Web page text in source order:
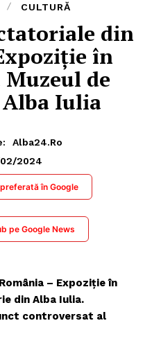
CULTURĂ
din
în
de
Iulia
Alba24.ro
2024
în Google
pe Google News
– Expoziție în
din Alba Iulia.
controversat al